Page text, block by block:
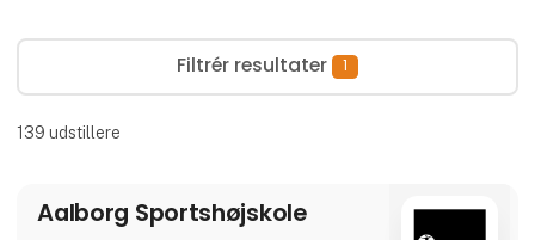
Filtrér resultater 1
139 udstillere
Aalborg Sportshøjskole